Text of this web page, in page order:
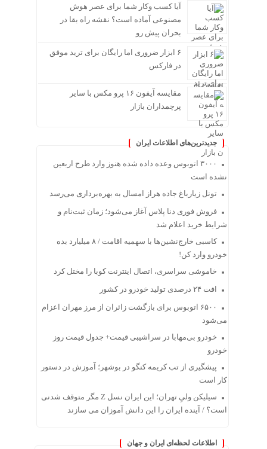
آیا کسب وکار شما برای عصر هوش
مصنوعی آماده است؟ نقشه راه بقا در
بحران پیش رو
۶ ابزار ضروری اما رایگان برای ترید موفق
در فارکس
مقایسه آیفون ۱۶ پرو مکس با سایر
پرچمداران بازار
جدیدترین‌های اطلاعات ایران
۳۰۰۰ اتوبوس وعده داده شده هنوز وارد طرح اربعین
نشده است
تونل زیارباغ جاده هراز امسال به بهره‌برداری می‌رسد
فروش فوری دنا پلاس آغاز می‌شود؛ زمان ثبت‌نام و
شرایط خرید اعلام شد
کاسبی خارج‌نشین‌ها با سهمیه اقامت / ۸ میلیارد بده
خودرو وارد کن!
خاموشی سراسری، اتصال اینترنت کوبا را مختل کرد
افت ۲۴ درصدی تولید خودرو در کشور
۶۵۰۰ اتوبوس برای بازگشت زائران از مرز مهران اعزام
می‌شود
خودرو بی‌مهابا در سراشیبی قیمت+ جدول قیمت روز
خودرو
پیشگیری از تب کریمه کنگو در بوشهر؛ آموزش در دستور
کار است
سیلیکن ولیِ تهران؛ این ایران نسل Z مگر متوقف شدنی
است؟ / آینده ایران را این دانش آموزان می سازند
اطلاعات لحظه‌ای ایران و جهان